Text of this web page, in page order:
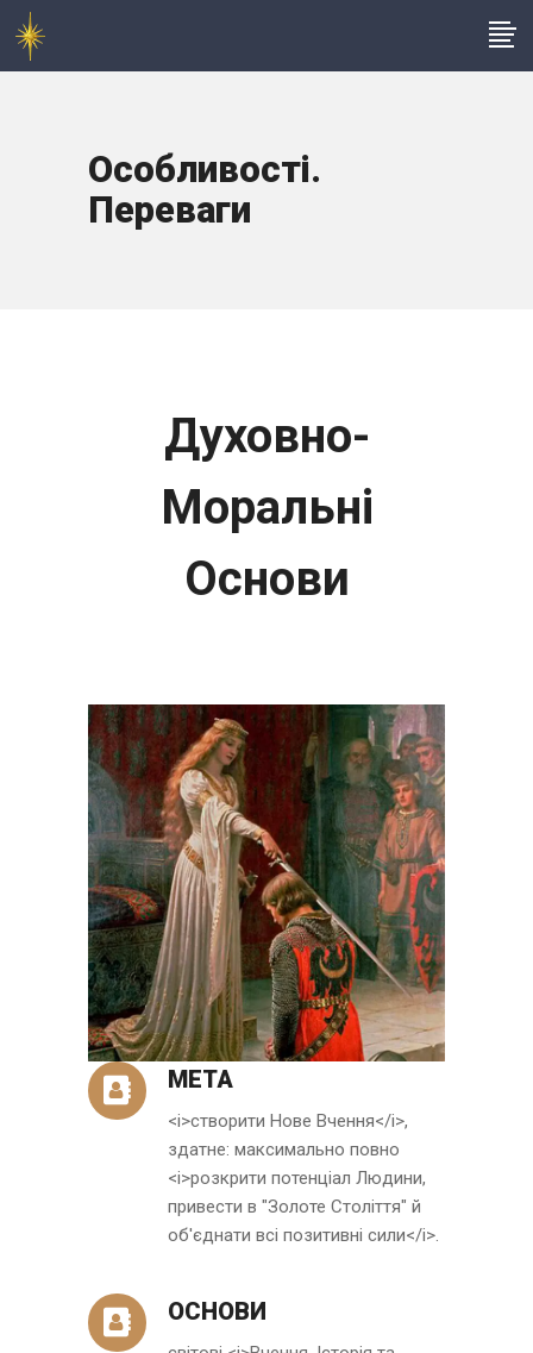
Особливості.
Переваги
Духовно-
Моральні
Основи
МЕТА
<i>створити Нове Вчення</i>,
здатне: максимально повно
<i>розкрити потенціал Людини,
привести в "Золоте Століття" й
об'єднати всі позитивні сили</i>.
ОСНОВИ